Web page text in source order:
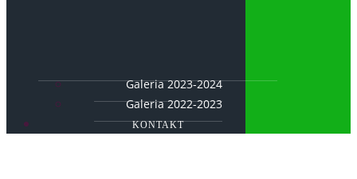
Galeria 2023-2024
Galeria 2022-2023
KONTAKT